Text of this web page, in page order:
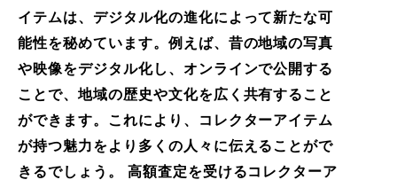
イテムは、デジタル化の進化によって新たな可
能性を秘めています。例えば、昔の地域の写真
や映像をデジタル化し、オンラインで公開する
ことで、地域の歴史や文化を広く共有すること
ができます。これにより、コレクターアイテム
が持つ魅力をより多くの人々に伝えることがで
きるでしょう。 高額査定を受けるコレクターア